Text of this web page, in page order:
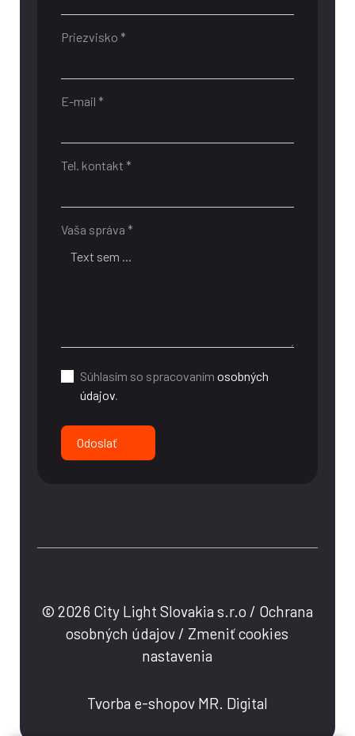
Priezvisko *
E-mail *
Tel. kontakt *
Vaša správa *
Súhlasím so spracovanímosobných
údajov.
Odoslať
© 2026 City Light Slovakia s.r.o / Ochrana
osobných údajov / Zmeniť cookies
nastavenia
Tvorba e-shopov MR. Digital